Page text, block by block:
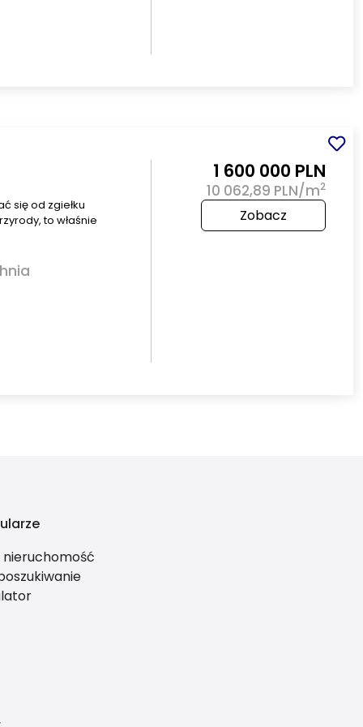
się od zgiełku
to właśnie
1 600 000 PLN
10 062,89 PLN/m2
Zobacz
nieruchomość